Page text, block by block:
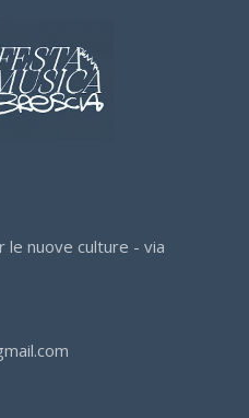
le nuove culture - via